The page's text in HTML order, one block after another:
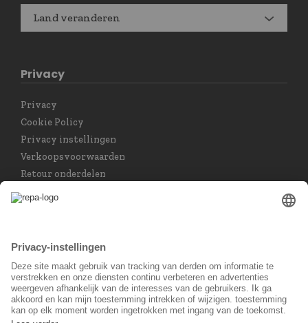
Land veranderen
Privacy
Privacy
Cookie Policy
Privacy instellingen
Verkoopsvoorwaarden
Retour onderdelen
Nederlands
Sociaal Netwerk